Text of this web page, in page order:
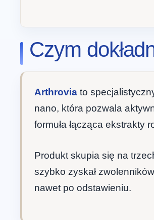
Czym
Arthrovia to
nano, która pozwala
formuła łącząca ekstrakty
Produkt skupia się na
szybko zyskał
nawet po odstawieniu.